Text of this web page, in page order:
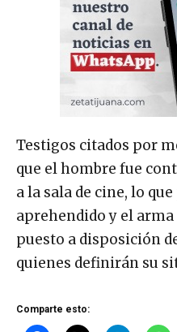
Testigos citados por
que el hombre fue
a la sala de cine, lo
aprehendido y el
puesto a disposición
quienes definirán su
Comparte esto: